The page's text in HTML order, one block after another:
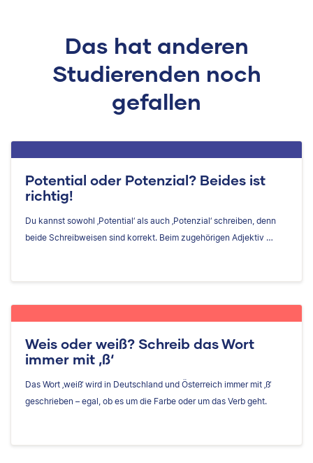
Das hat anderen
Studierenden noch
gefallen
Potential oder Potenzial? Beides ist
richtig!
Du kannst sowohl ‚Potential‘ als auch ‚Potenzial‘ schreiben, denn
beide Schreibweisen sind korrekt. Beim zugehörigen Adjektiv …
Weis oder weiß? Schreib das Wort
immer mit ‚ß‘
Das Wort ‚weiß‘ wird in Deutschland und Österreich immer mit ‚ß‘
geschrieben – egal, ob es um die Farbe oder um das Verb geht.